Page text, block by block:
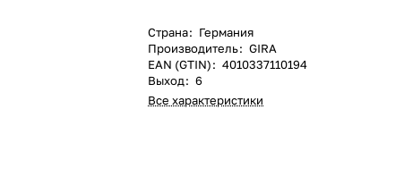
Страна: Германия
Производитель: GIRA
EAN (GTIN): 4010337110194
Выход: 6
Все характеристики